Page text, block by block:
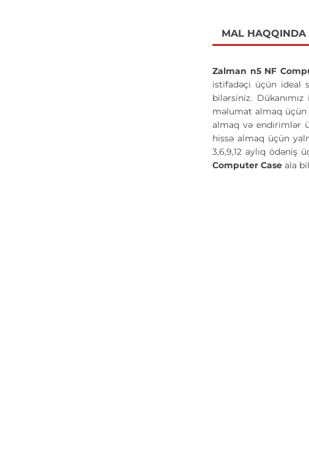
MAL HAQQINDA
Zalman n5 NF
istifadəçi üçün ideal
bilərsiniz.
məlumat almaq üçün
almaq və endirimlər
hissə almaq üçün
3,6,9,12 aylıq
Computer Case ala